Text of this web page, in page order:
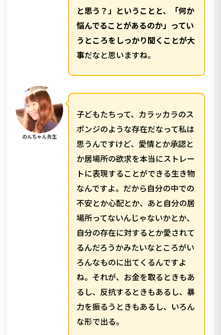
と思う？」ということと、「何か
悩んでることがあるのか」ってい
うところをしっかり聞くことが大
事だなと思いますね。
のんちゃん先生
子どもたちって、カラッカラのス
ポンジのような存在だなって私は
思うんですけど、愛情とか承認と
か居場所の欲求を本当にストレー
トに表現することができる生き物
なんですよ。だから自分の中での
不安とか心配とか、あと自分の居
場所ってないんじゃないかとか、
自分の存在に対するとか愛されて
るんだろうかみたいなところがい
ろんなものに出てくるんですよ
ね。それが、お金を取るときもあ
るし、反抗するときもあるし、暴
力を振るうときもあるし、いろん
な形で出る。